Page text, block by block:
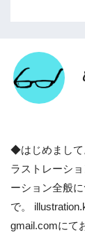
◆はじめまして
ラストレーシ
ーション全般
で。
gmail.comにて